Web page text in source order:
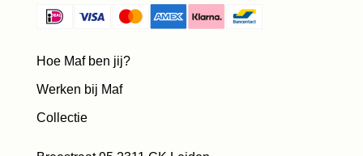
Hoe Maf ben jij?
Werken bij Maf
Collectie